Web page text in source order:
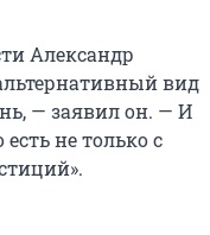
Александр
вид
— заявил он. — И
не только с